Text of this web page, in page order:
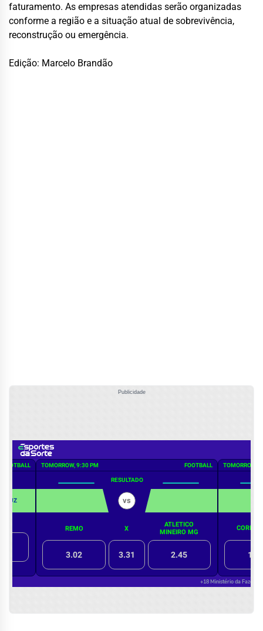
faturamento. As empresas atendidas serão organizadas
conforme a região e a situação atual de sobrevivência,
reconstrução ou emergência.
Edição: Marcelo Brandão
Publicidade